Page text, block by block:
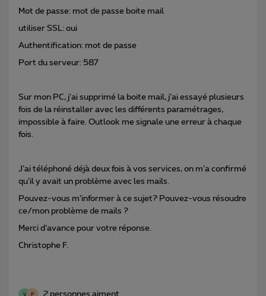
Mot de passe: mot de passe boite mail
utiliser SSL: oui
Authentification: mot de passe
Port du serveur: 587
Sur mon PC, j’ai supprimé la boite mail, j’ai essayé plusieurs
fois de la réinstaller avec les différents paramétrages,
impossible à faire. Outlook me signale une erreur à chaque
fois.
J’ai téléphoné déjà deux fois à vos services, on m’a confirmé
qu’il y avait un problème avec les mails.
Pouvez-vous m’informer à ce sujet? Pouvez-vous résoudre
ce/mon problème de mails ?
Merci d’avance pour votre réponse.
Christophe F.
V P 2 personnes aiment